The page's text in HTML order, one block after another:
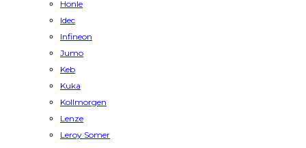
Honle
Idec
Infineon
Jumo
Keb
Kuka
Kollmorgen
Lenze
Leroy Somer